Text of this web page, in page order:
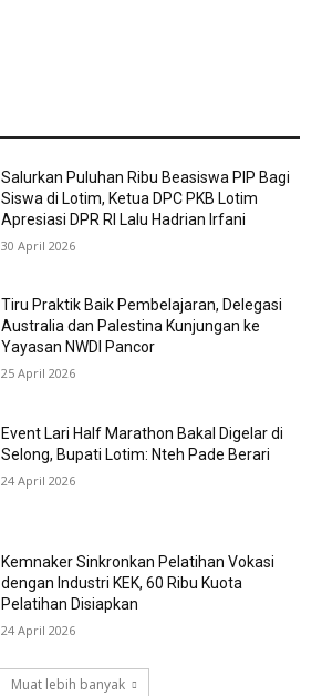
Salurkan Puluhan Ribu Beasiswa PIP Bagi
Siswa di Lotim, Ketua DPC PKB Lotim
Apresiasi DPR RI Lalu Hadrian Irfani
30 April 2026
Tiru Praktik Baik Pembelajaran, Delegasi
Australia dan Palestina Kunjungan ke
Yayasan NWDI Pancor
25 April 2026
Event Lari Half Marathon Bakal Digelar di
Selong, Bupati Lotim: Nteh Pade Berari
24 April 2026
Kemnaker Sinkronkan Pelatihan Vokasi
dengan Industri KEK, 60 Ribu Kuota
Pelatihan Disiapkan
24 April 2026
Muat lebih banyak